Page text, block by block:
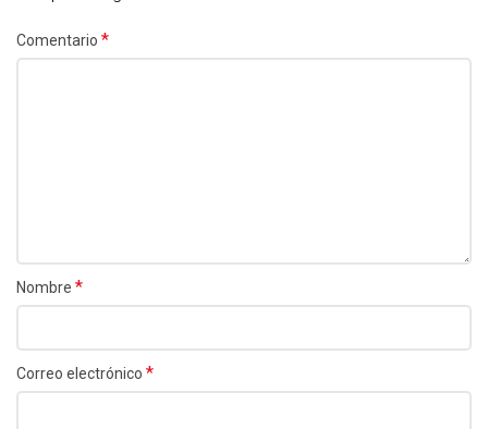
Comentario *
Nombre *
Correo electrónico *